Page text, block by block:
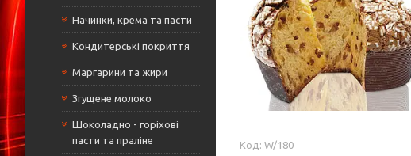
Начинки, крема та пасти
Кондитерські покриття
Маргарини та жири
Згущене молоко
Шоколадно - горіхові
пасти та праліне
W/180